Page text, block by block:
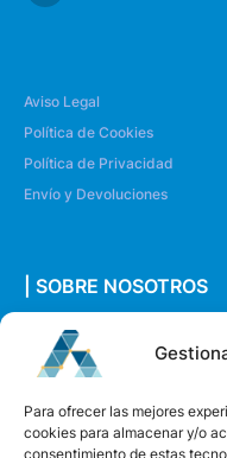
Para ofrecer las mejores
cookies para almacenar y/o
consentimiento de estas
Aviso Legal
Política de Cookies
Política de Privacidad
Envío y Devoluciones
| SOBRE NOSOTROS
Quiénes somos
Envíanos un mensaje